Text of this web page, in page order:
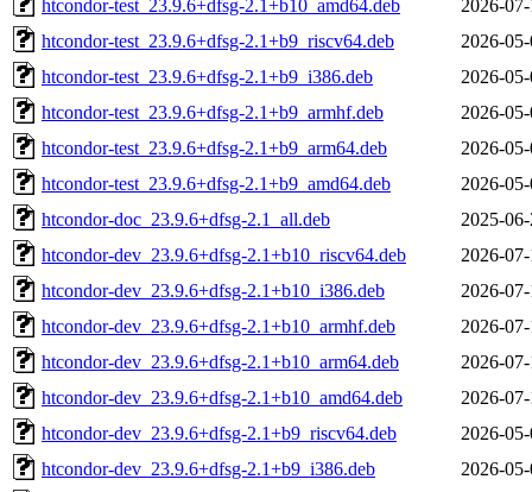
htcondor-test_23.9.6+dfsg-2.1+b10_amd64.deb
2026-
htcondor-test_23.9.6+dfsg-2.1+b9_riscv64.deb
2026-
htcondor-test_23.9.6+dfsg-2.1+b9_i386.deb
2026-
htcondor-test_23.9.6+dfsg-2.1+b9_armhf.deb
2026-
htcondor-test_23.9.6+dfsg-2.1+b9_arm64.deb
2026-
htcondor-test_23.9.6+dfsg-2.1+b9_amd64.deb
2026-
htcondor-doc_23.9.6+dfsg-2.1_all.deb
2025-
htcondor-dev_23.9.6+dfsg-2.1+b10_riscv64.deb
2026-
htcondor-dev_23.9.6+dfsg-2.1+b10_i386.deb
2026-
htcondor-dev_23.9.6+dfsg-2.1+b10_armhf.deb
2026-
htcondor-dev_23.9.6+dfsg-2.1+b10_arm64.deb
2026-
htcondor-dev_23.9.6+dfsg-2.1+b10_amd64.deb
2026-
htcondor-dev_23.9.6+dfsg-2.1+b9_riscv64.deb
2026-
htcondor-dev_23.9.6+dfsg-2.1+b9_i386.deb
2026-